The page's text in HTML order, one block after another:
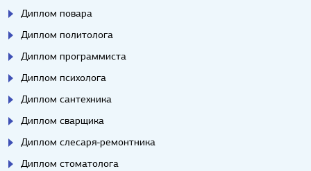
Диплом повара
Диплом политолога
Диплом программиста
Диплом психолога
Диплом сантехника
Диплом сварщика
Диплом слесаря-ремонтника
Диплом стоматолога